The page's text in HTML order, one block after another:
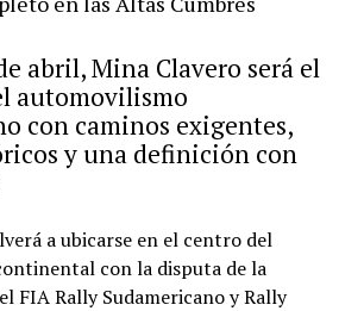
abril, Mina Clavero será el
automovilismo
con caminos exigentes,
y una definición con
a ubicarse en el centro del
con la disputa de la
FIA Rally Sudamericano y Rally